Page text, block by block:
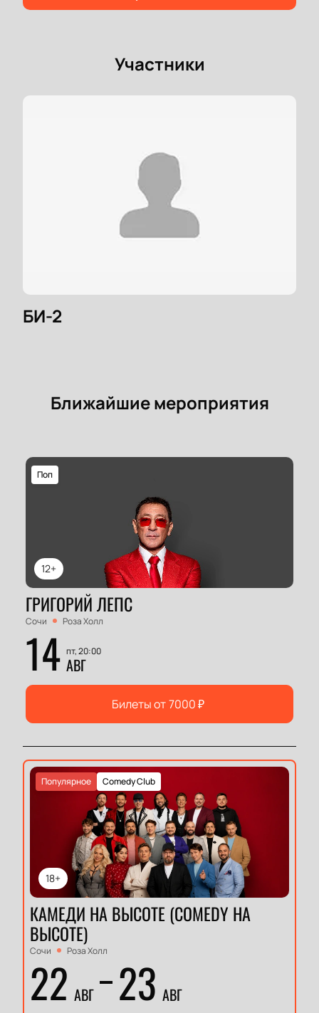
Участники
БИ-2
Ближайшие мероприятия
12+
Поп
ГРИГОРИЙ ЛЕПС
Сочи Роза Холл
14 пт, 20:00
АВГ
Билеты от7000₽
18+
Comedy Club
Популярное
КАМЕДИ НА ВЫСОТЕ (COMEDY НА
ВЫСОТЕ)
Сочи Роза Холл
22 АВГ 23 АВГ